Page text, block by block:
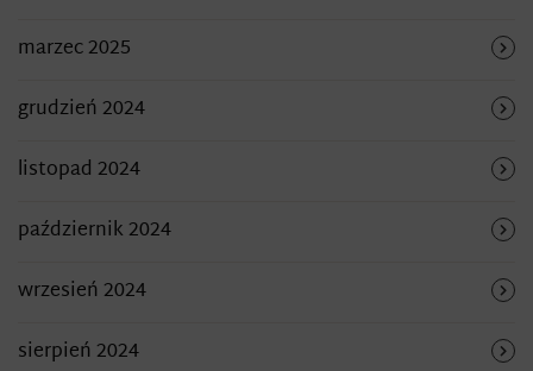
marzec 2025
grudzień 2024
listopad 2024
październik 2024
wrzesień 2024
sierpień 2024